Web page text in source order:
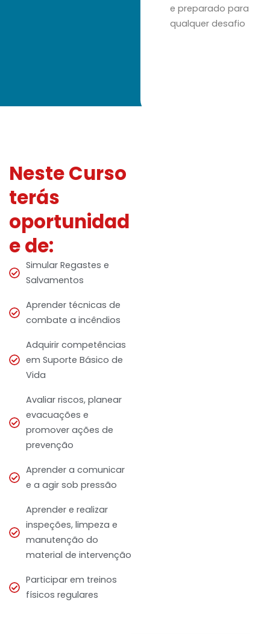
e preparado para
qualquer desafio
Neste Curso
terás
oportunidad
e de:
Simular Regastes e
Salvamentos
Aprender técnicas de
combate a incêndios
Adquirir competências
em Suporte Básico de
Vida
Avaliar riscos, planear
evacuações e
promover ações de
prevenção
Aprender a comunicar
e a agir sob pressão
Aprender e realizar
inspeções, limpeza e
manutenção do
material de intervenção
Participar em treinos
físicos regulares